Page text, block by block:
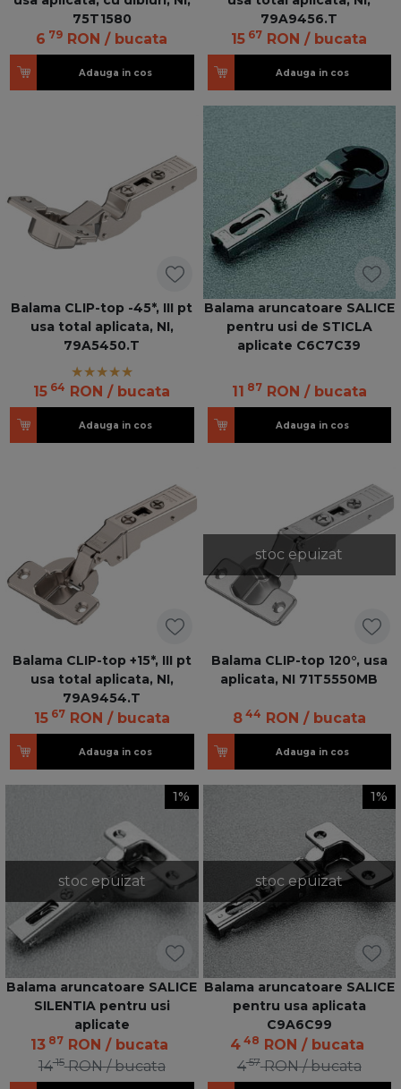
75T1580
6 79 RON / bucata
Adauga in cos
79A9456.T
15 67 RON / bucata
Adauga in cos
Balama CLIP-top -45*, III pt
usa total aplicata, NI,
79A5450.T
15 64 RON / bucata
Adauga in cos
Balama aruncatoare SALICE
pentru usi de STICLA
aplicate C6C7C39
11 87 RON / bucata
Adauga in cos
Balama CLIP-top +15*, III pt
usa total aplicata, NI,
79A9454.T
15 67 RON / bucata
Adauga in cos
stoc epuizat
Balama CLIP-top 120°, usa
aplicata, NI 71T5550MB
8 44 RON / bucata
Adauga in cos
stoc epuizat
1%
Balama aruncatoare SALICE
SILENTIA pentru usi
aplicate
13 87 RON / bucata
1415 RON / bucata
stoc epuizat
1%
Balama aruncatoare SALICE
pentru usa aplicata
C9A6C99
4 48 RON / bucata
457 RON / bucata